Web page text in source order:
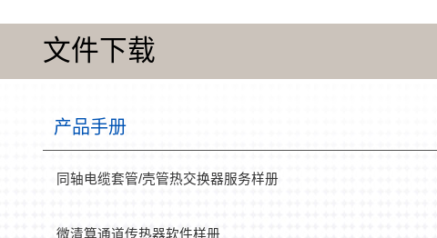
文件下载
产品手册
同轴电缆套管/壳管热交换器服务样册
微清算通道传热器软件样册